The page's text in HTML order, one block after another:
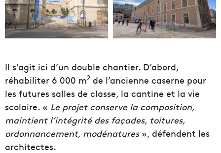
Il s’agit ici d’un double chantier. D’abord,
réhabiliter 6 000 m2 de l’ancienne caserne pour
les futures salles de classe, la cantine et la vie
scolaire. « Le projet conserve la composition,
maintient l’intégrité des façades, toitures,
ordonnancement, modénatures», défendent les
architectes.